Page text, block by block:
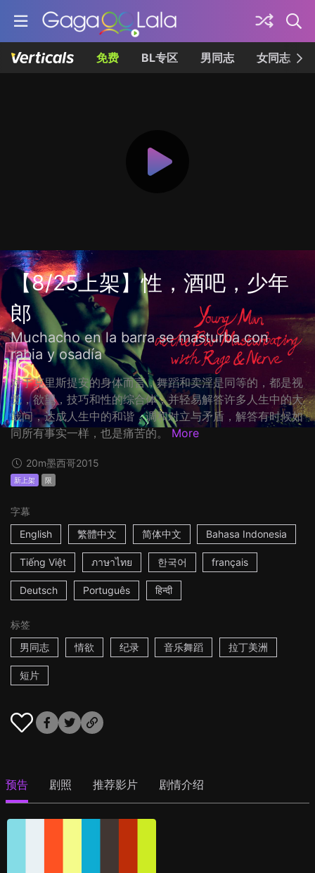
免费 BL专区 男同志 女同志
【8/25上架】性，酒吧，少年
郎
Muchacho en la barra se masturba con
rabia y osadía
对于克里斯提安的身体而言，舞蹈和卖淫是同等的，都是视
觉，欲望，技巧和性的综合体，并轻易解答许多人生中的大
哉问，达成人生中的和谐，调和对立与矛盾，解答有时候如
同所有事实一样，也是痛苦的。
More
20m墨西哥2015
新上架 限
字幕
English
繁體中文 简体中文 Bahasa Indonesia
Tiếng Việt ภาษาไทย 한국어 français
Deutsch Português हिन्दी
标签
男同志
情欲 纪录 音乐舞蹈 拉丁美洲
短片
预告 剧照 推荐影片 剧情介绍